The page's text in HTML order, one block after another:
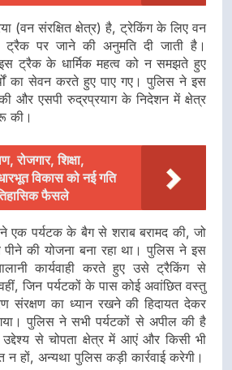
(वन संरक्षित क्षेत्र) है, ट्रेकिंग के लिए वन
ट्रैक पर जाने की अनुमति दी जाती है।
ट्रैक के धार्मिक महत्व को न समझते हुए
का सेवन करते हुए पाए गए। पुलिस ने इस
की और एसपी रुद्रप्रयाग के निदेशन में क्षेत्र
की।
रोजगार, शिक्षा,
विकास को नई गति
फैसले
एक पर्यटक के बैग से शराब बरामद की, जो
पीने की योजना बना रहा था। पुलिस ने इस
कार्यवाही करते हुए उसे ट्रैकिंग से
जिन पर्यटकों के पास कोई अवांछित वस्तु
संरक्षण का ध्यान रखने की हिदायत देकर
पुलिस ने सभी पर्यटकों से अपील की है
से चोपता क्षेत्र में आएं और किसी भी
न हों, अन्यथा पुलिस कड़ी कार्रवाई करेगी।